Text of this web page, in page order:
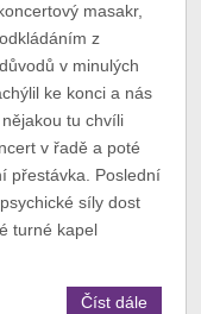
masakr,
z
v minulých
ke konci a nás
tu chvíli
v řadě a poté
přestávka. Poslední
síly dost
turné kapel
Číst dále